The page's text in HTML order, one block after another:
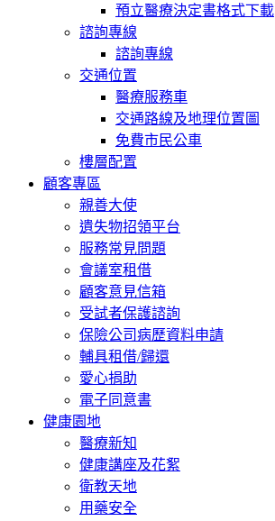
預立醫療決定書格式下載
諮詢專線
諮詢專線
交通位置
醫療服務車
交通路線及地理位置圖
免費市民公車
樓層配置
顧客專區
親善大使
遺失物招領平台
服務常見問題
會議室租借
顧客意見信箱
受試者保護諮詢
保險公司病歷資料申請
輔具租借/歸還
愛心捐助
電子同意書
健康園地
醫療新知
健康講座及花絮
衛教天地
用藥安全